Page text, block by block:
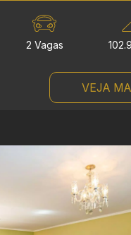
2 Vagas
VEJA